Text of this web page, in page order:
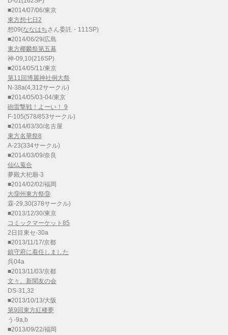
■2014/07/06/東京
東方想七日2
想09(ななはちさん委託・111SP)
■2014/06/29/広島
東方椰麟祭第五幕
神-09,10(216SP)
■2014/05/11/東京
第11回博麗神社例大祭
N-38a(4,312サークル)
■2014/05/03-04/東京
砲雷撃戦！よーい！ 9
F-105(578/853サークル)
■2014/03/30/名古屋
東方名華祭8
A-23(334サークル)
■2014/03/09/奈良
仙仏蒐合
夢殿大祀廟-3
■2014/02/02/福岡
大⑨州東方祭⑨
霖-29,30(378サークル)
■2013/12/30/東京
コミックマーケット85
2日目東セ-30a
■2013/11/17/京都
鎮守府に着任しました
呉04a
■2013/11/03/京都
文々。新聞友の会
DS-31,32
■2013/10/13/大阪
第9回東方紅楼夢
う-9a,b
■2013/09/22/福岡